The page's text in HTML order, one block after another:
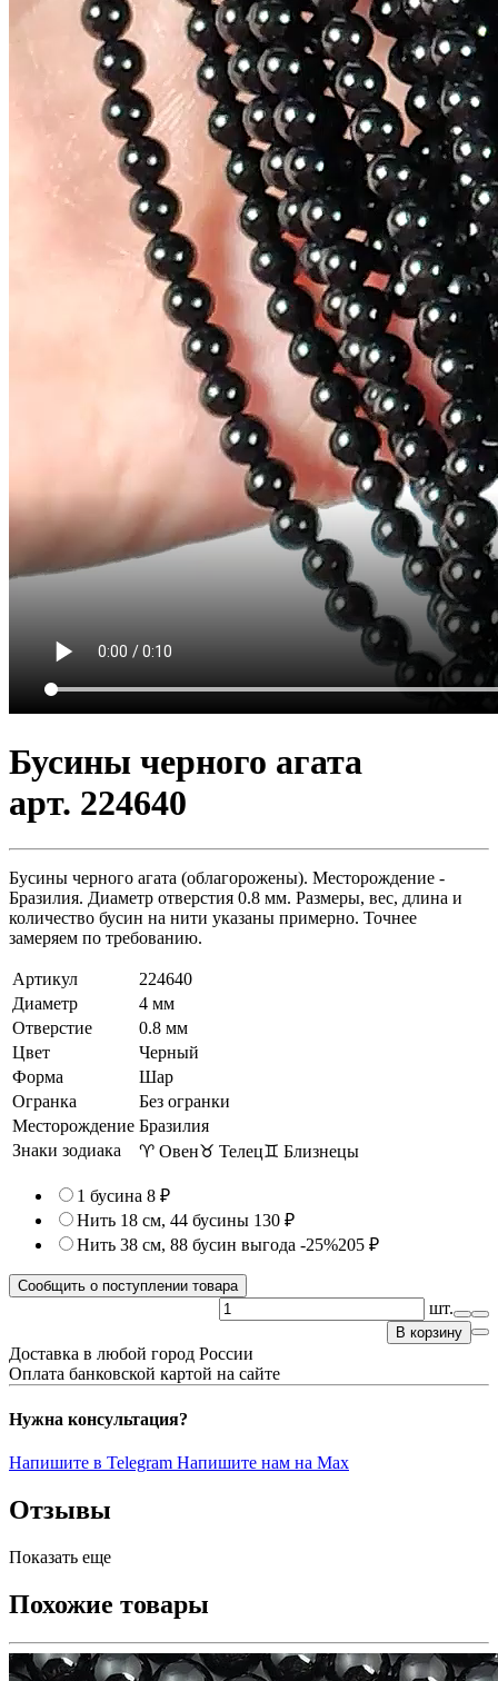
Бусины черного агата
арт. 224640
Бусины черного агата (облагорожены). Месторождение -
Бразилия. Диаметр отверстия 0.8 мм. Размеры, вес, длина и
количество бусин на нити указаны примерно. Точнее
замеряем по требованию.
Артикул
224640
Диаметр
4 мм
Отверстие
0.8 мм
Цвет
Черный
Форма
Шар
Огранка
Без огранки
Месторождение Бразилия
Знаки зодиака
♈ Овен♉ Телец♊ Близнецы
1 бусина 8 ₽
Нить 18 см, 44 бусины 130 ₽
Нить 38 см, 88 бусин выгода -25%205 ₽
Сообщить о поступлении товара
шт.
В корзину
Доставка в любой город России
Оплата банковской картой на сайте
Нужна консультация?
Напишите в Telegram Напишите нам на Max
Отзывы
Показать еще
Похожие товары